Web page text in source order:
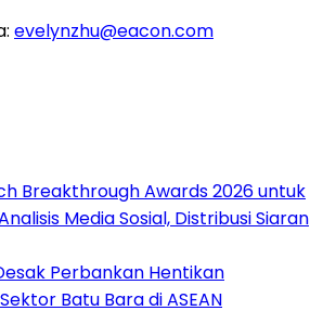
evelynzhu@eacon.com
Breakthrough Awards 2026 untuk
Media Sosial, Distribusi Siaran
Perbankan Hentikan
Batu Bara di ASEAN